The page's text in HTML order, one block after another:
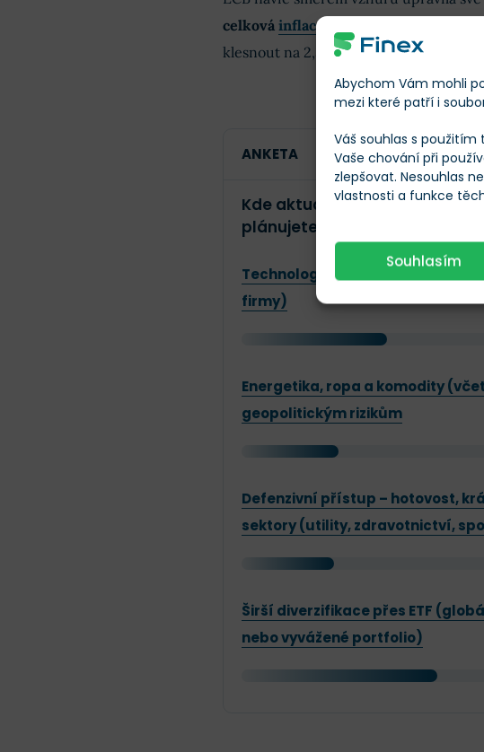
Abychom Vám mohli
mezi které patří i
Váš souhlas s
Vaše chování při
zlepšovat. Nesouhlas
vlastnosti a funkce
Souhlasím
celková inflace
klesnout na 2,3 % a o rok později se
ANKETA
Kde aktuálně vidíte největší
plánujete přidávat peníze)?
Technologie a umělá inteligence
firmy)
Energetika, ropa a komodity
geopolitickým rizikům
Defenzivní přístup – hotovost,
sektory (utility, zdravotnictví,
Širší diverzifikace přes ETF
nebo vyvážené portfolio)